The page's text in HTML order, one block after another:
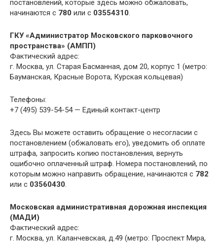
постановлений, которые здесь можно обжаловать,
начинаются с 780 или с 03554310.
ГКУ «Администратор Московского парковочного
пространства» (АМПП)
Фактический адрес:
г. Москва, ул. Старая Басманная, дом 20, корпус 1 (метро:
Бауманская, Красные Ворота, Курская кольцевая)
Телефоны:
+7 (495) 539-54-54 — Единый контакт-центр
Здесь Вы можете оставить обращение о несогласии с
постановлением (обжаловать его), уведомить об оплате
штрафа, запросить копию постановления, вернуть
ошибочно оплаченный штраф. Номера постановлений, по
которым можно направить обращение, начинаются с 782
или с 03560430.
Московская административная дорожная инспекция
(МАДИ)
Фактический адрес:
г. Москва, ул. Каланчевская, д.49 (метро: Проспект Мира,